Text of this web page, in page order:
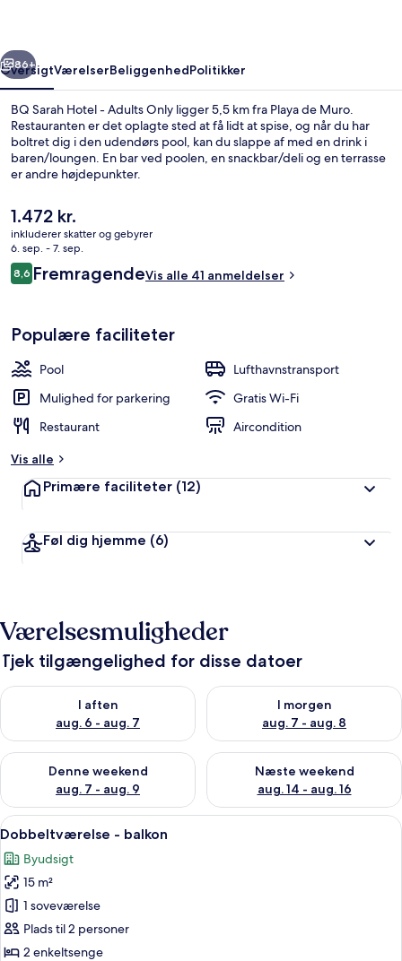
Næste
86+
OversigtVærelserBeliggenhedPolitikker
BQ Sarah Hotel - Adults Only ligger 5,5 km fra Playa de Muro.
Restauranten er det oplagte sted at få lidt at spise, og når du har
boltret dig i den udendørs pool, kan du slappe af med en drink i
baren/loungen. En bar ved poolen, en snackbar/deli og en terrasse
er andre højdepunkter.
Den
nuværende
pris
er
1.472 kr.
1.472 kr.
inkluderer skatter og gebyrer
6. sep. - 7. sep.
Anmeldelser
8,68,6 ud af 10.
FremragendeVis alle 41 anmeldelser
Populære faciliteter
Pool
Lufthavnstransport
Mulighed for parkering
Gratis Wi-Fi
Restaurant
Aircondition
Vis alle
Primære faciliteter (12)
Føl dig hjemme (6)
Værelsesmuligheder
Tjek tilgængelighed for disse datoer
I aften
aug. 6 - aug. 7
Tjek tilgængelighed for i aften aug. 6 - aug. 7
I morgen
aug. 7 - aug. 8
Tjek tilgængelighed for i
Denne weekend
aug. 7 - aug. 9
Tjek tilgængelighed for denne weekend aug. 7 - aug. 9
Næste weekend
aug. 14 - aug. 16
Tjek tilgængelighed for næste
Indlæs
alle
billeder
af
Dobbeltværelse
-
balkon
Et hotelværelse med en stor seng,
14
Dobbeltværelse - balkon
Byudsigt
15 m²
1 soveværelse
Plads til 2 personer
2 enkeltsenge